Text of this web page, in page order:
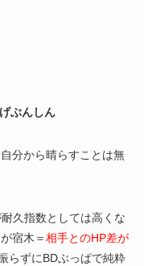
ぶんしん
分から晴らすことは無
久指数としては高くな
宿木＝相手とのHP差が
らずにBDぶっぱで純粋